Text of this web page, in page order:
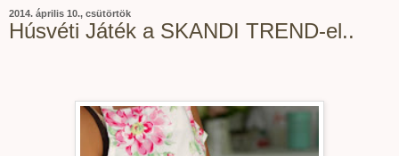
2014. április 10., csütörtök
Húsvéti Játék a SKANDI TREND-el..